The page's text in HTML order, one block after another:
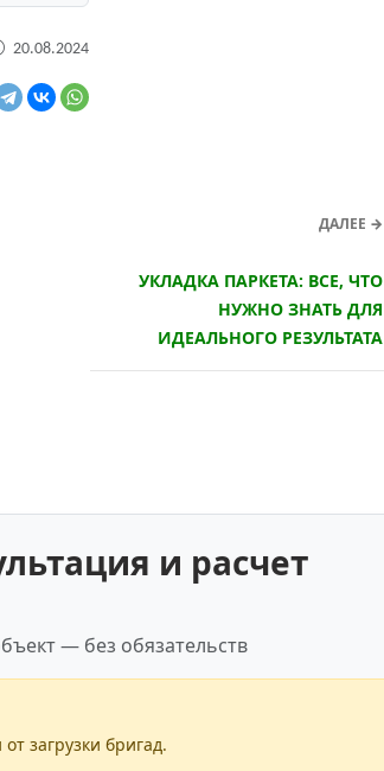
20.08.2024
ДАЛЕЕ →
УКЛАДКА ПАРКЕТА: ВСЕ, ЧТО
НУЖНО ЗНАТЬ ДЛЯ
ИДЕАЛЬНОГО РЕЗУЛЬТАТА
и расчет
— без обязательств
загрузки бригад.